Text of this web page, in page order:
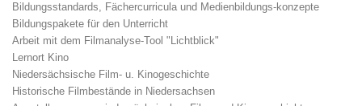
Bildungsstandards, Fächercurricula und Medienbildungs-konzepte
Bildungspakete für den Unterricht
Arbeit mit dem Filmanalyse-Tool "Lichtblick"
Lernort Kino
Niedersächsische Film- u. Kinogeschichte
Historische Filmbestände in Niedersachsen